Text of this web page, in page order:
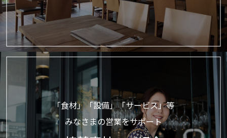
「食材」「設備」「サービス」等
みなさまの営業をサポート